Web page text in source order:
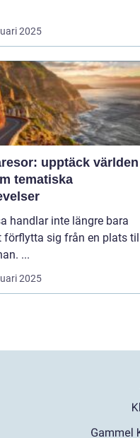
2025
upptäck världen
tematiska
handlar inte längre bara
förflytta sig från en plats till
...
2025